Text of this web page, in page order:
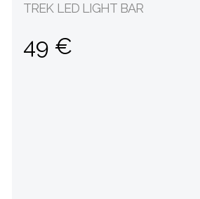
TREK LED LIGHT BAR
49 €